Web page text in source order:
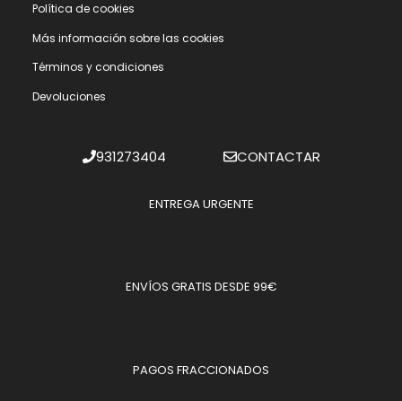
Polí­tica de cookies
Más información sobre las cookies
Términos y condiciones
Devoluciones
931273404 CONTACTAR
ENTREGA URGENTE
ENVÍOS GRATIS DESDE 99€
PAGOS FRACCIONADOS